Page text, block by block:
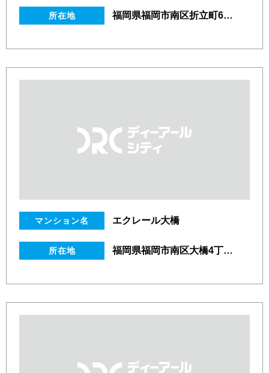
所在地 福岡県福岡市南区折立町6番1号
マンション名 エクレール大橋
所在地 福岡県福岡市南区大橋4丁目21番10号